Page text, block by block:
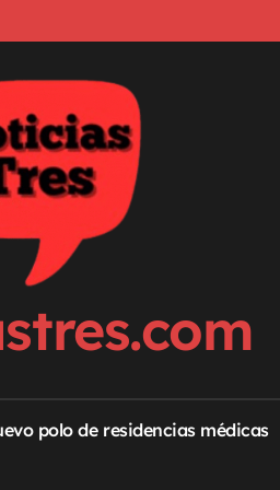
polo de residencias médicas